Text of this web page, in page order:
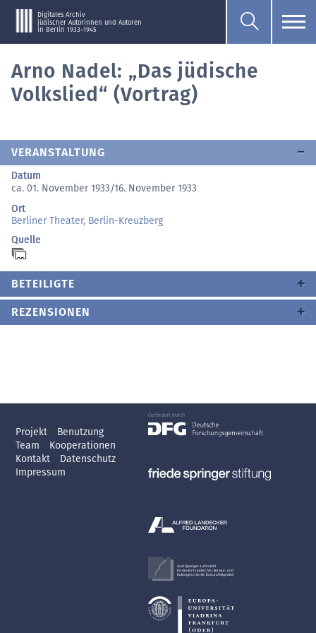
Digitales Archiv
jüdischer Autorinnen und Autoren
in Berlin 1933–1945
Arno Nadel: „Das jüdische
Volkslied“ (Vortrag)
VERANSTALTUNG
Datum
ca. 01. November 1933/16. November 1933
Ort
Berliner Theater, Berlin-Kreuzberg
Quelle
BETEILIGTE
REZENSIONEN
Projekt
Benutzung
Team
Kooperationen
Kontakt
Datenschutz
Impressum
Axel Springer-Lehrstuhl
für deutsch-jüdische Literatur- und
Kulturgeschichte, Exil und Migration